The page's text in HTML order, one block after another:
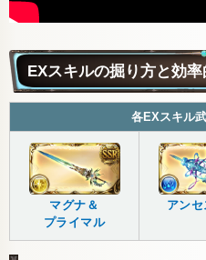
EXスキルの掘り方と効
各EXスキル
マグナ＆
プライマル
アン